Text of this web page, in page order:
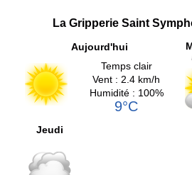
La Gripperie Saint
Aujourd'hui
Temps clair
Vent : 2.4 km/h
Humidité : 100%
9°C
Jeudi